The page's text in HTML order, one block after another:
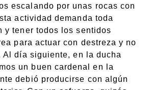
escalando por unas rocas con
actividad demanda toda
y tener todos los sentidos
para actuar con destreza y no
Al día siguiente, en la ducha
un buen cardenal en la
debió producirse con algún